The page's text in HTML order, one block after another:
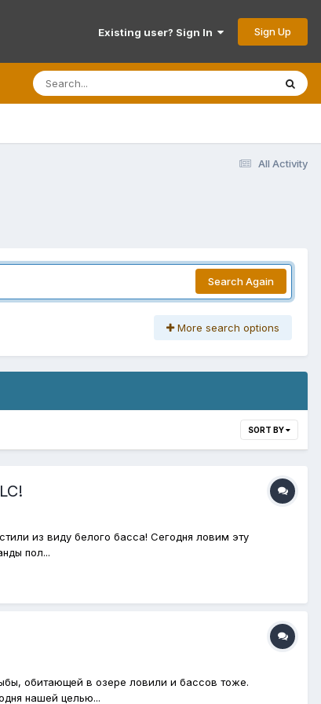
Existing user? Sign In Sign Up
All Activity
Search Again
More search options
SORT BY
из виду белого басса! Сегодня ловим эту
пол...
обитающей в озере ловили и бассов тоже.
нашей целью...